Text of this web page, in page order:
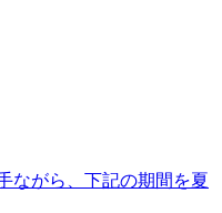
ながら、下記の期間を夏